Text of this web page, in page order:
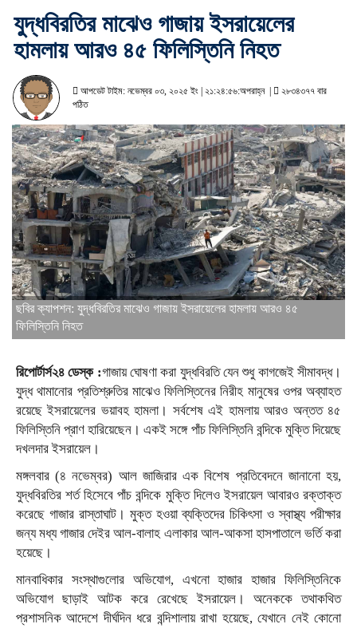
যুদ্ধবিরতির মাঝেও গাজায় ইসরায়েলের
হামলায় আরও ৪৫ ফিলিস্তিনি নিহত
আপডেট টাইম: নভেম্বর ০৩, ২০২৫ ইং | ২১:২৪:৫৬:অপরাহ্ন |
২৮৩৪৩৭৭ বার
পঠিত
ছবির ক্যাপশন: যুদ্ধবিরতির মাঝেও গাজায় ইসরায়েলের হামলায় আরও ৪৫
ফিলিস্তিনি নিহত
রিপোর্টার্স২৪ ডেস্ক :গাজায় ঘোষণা করা যুদ্ধবিরতি যেন শুধু কাগজেই সীমাবদ্ধ।
যুদ্ধ থামানোর প্রতিশ্রুতির মাঝেও ফিলিস্তিনের নিরীহ মানুষের ওপর অব্যাহত
রয়েছে ইসরায়েলের ভয়াবহ হামলা। সর্বশেষ এই হামলায় আরও অন্তত ৪৫
ফিলিস্তিনি প্রাণ হারিয়েছেন। একই সঙ্গে পাঁচ ফিলিস্তিনি বন্দিকে মুক্তি দিয়েছে
দখলদার ইসরায়েল।
মঙ্গলবার (৪ নভেম্বর) আল জাজিরার এক বিশেষ প্রতিবেদনে জানানো হয়,
যুদ্ধবিরতির শর্ত হিসেবে পাঁচ বন্দিকে মুক্তি দিলেও ইসরায়েল আবারও রক্তাক্ত
করেছে গাজার রাস্তাঘাট। মুক্ত হওয়া ব্যক্তিদের চিকিৎসা ও স্বাস্থ্য পরীক্ষার
জন্য মধ্য গাজার দেইর আল-বালাহ এলাকার আল-আকসা হাসপাতালে ভর্তি করা
হয়েছে।
মানবাধিকার সংস্থাগুলোর অভিযোগ, এখনো হাজার হাজার ফিলিস্তিনিকে
অভিযোগ ছাড়াই আটক করে রেখেছে ইসরায়েল। অনেককে তথাকথিত
প্রশাসনিক আদেশে দীর্ঘদিন ধরে বন্দিশালায় রাখা হয়েছে, যেখানে নেই কোনো